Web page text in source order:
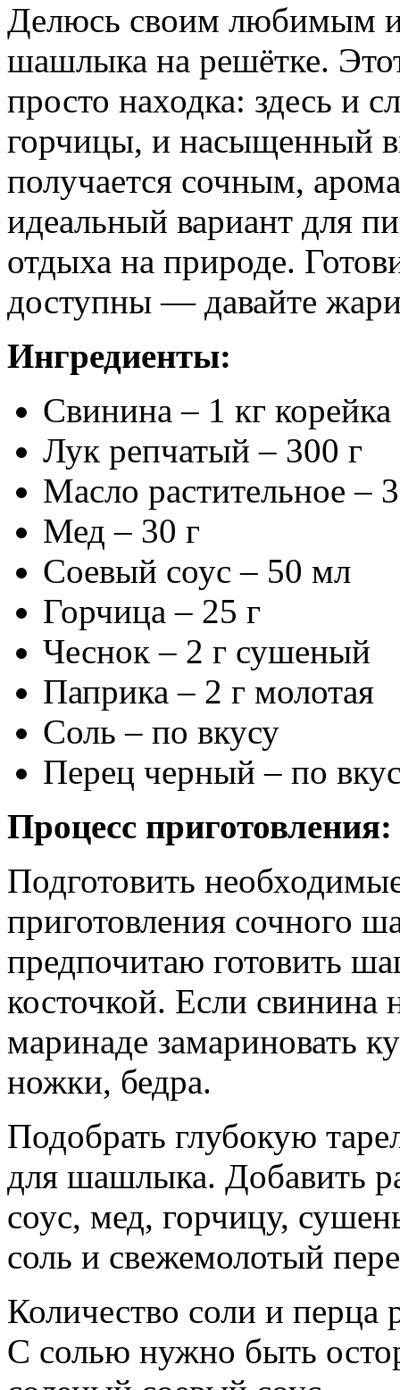
Делюсь своим любимым
шашлыка на решётке.
просто находка: здесь и
горчицы, и насыщенный
получается сочным,
идеальный вариант для
отдыха на природе.
доступны — давайте
Ингредиенты:
Свинина – 1 кг корейка
Лук репчатый – 300 г
Масло растительное –
Мед – 30 г
Соевый соус – 50 мл
Горчица – 25 г
Чеснок – 2 г сушеный
Паприка – 2 г молотая
Соль – по вкусу
Перец черный – по
Процесс приготовления:
Подготовить
приготовления сочного
предпочитаю готовить
косточкой. Если
маринаде замариновать
ножки, бедра.
Подобрать глубокую
для шашлыка. Добавить
соус, мед, горчицу,
соль и свежемолотый
Количество соли и перца
С солью нужно быть